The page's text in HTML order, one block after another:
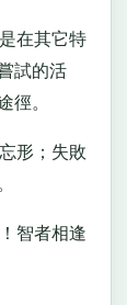
在其它特
試的活
徑。
形；失敗
智者相逢